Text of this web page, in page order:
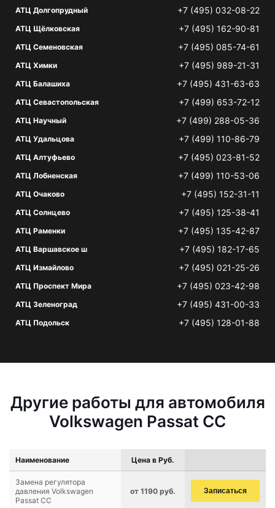
АТЦ Долгопрудный +7 (495) 032-08-22
АТЦ Щёлковская +7 (495) 162-90-81
АТЦ Семеновская +7 (495) 085-74-61
АТЦ Химки +7 (495) 989-21-31
АТЦ Балашиха +7 (495) 431-63-63
АТЦ Севастопольская +7 (499) 653-72-12
АТЦ Научный +7 (499) 288-05-36
АТЦ Удальцова +7 (499) 110-86-79
АТЦ Алтуфьево +7 (495) 023-81-52
АТЦ Лобненская +7 (499) 110-53-06
АТЦ Очаково +7 (495) 152-31-11
АТЦ Солнцево +7 (495) 125-38-41
АТЦ Раменки +7 (495) 135-42-87
АТЦ Варшавское ш +7 (495) 182-17-65
АТЦ Измайлово +7 (495) 021-25-26
АТЦ Проспект Мира +7 (495) 023-42-98
АТЦ Зеленоград +7 (495) 431-00-33
АТЦ Подольск +7 (495) 128-01-88
Другие работы для автомобиля
Volkswagen Passat CC
Наименование Цена в Руб.
Замена регулятора
давления Volkswagen
Passat CC
от 1190 руб. Записаться